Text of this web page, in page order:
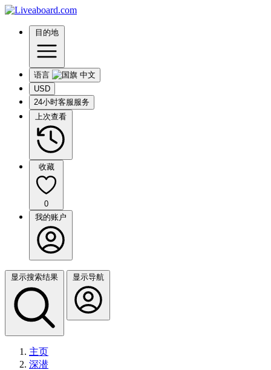
目的地
语言
USD
24小时客服服务
上次查看
收藏
0
我的账户
显示搜索结果 显示导航
主页
深潜